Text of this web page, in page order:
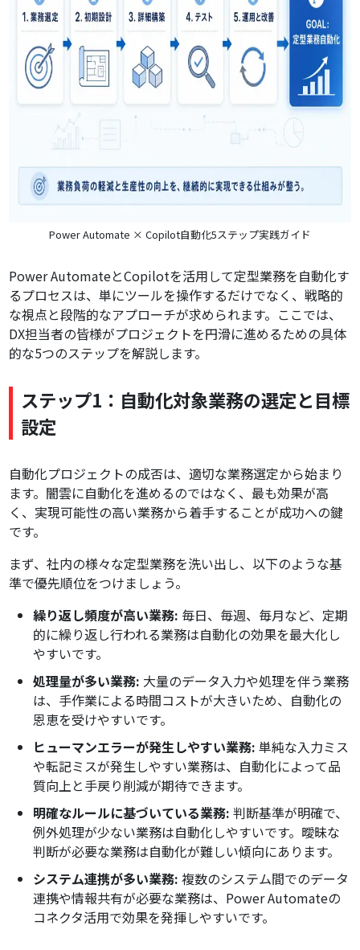
Power Automate × Copilot自動化5ステップ実践ガイド
Power AutomateとCopilotを活用して定型業務を自動化す
るプロセスは、単にツールを操作するだけでなく、戦略的
な視点と段階的なアプローチが求められます。ここでは、
DX担当者の皆様がプロジェクトを円滑に進めるための具体
的な5つのステップを解説します。
ステップ1：自動化対象業務の選定と目標
設定
自動化プロジェクトの成否は、適切な業務選定から始まり
ます。闇雲に自動化を進めるのではなく、最も効果が高
く、実現可能性の高い業務から着手することが成功への鍵
です。
まず、社内の様々な定型業務を洗い出し、以下のような基
準で優先順位をつけましょう。
繰り返し頻度が高い業務: 毎日、毎週、毎月など、定期
的に繰り返し行われる業務は自動化の効果を最大化し
やすいです。
処理量が多い業務: 大量のデータ入力や処理を伴う業務
は、手作業による時間コストが大きいため、自動化の
恩恵を受けやすいです。
ヒューマンエラーが発生しやすい業務: 単純な入力ミス
や転記ミスが発生しやすい業務は、自動化によって品
質向上と手戻り削減が期待できます。
明確なルールに基づいている業務: 判断基準が明確で、
例外処理が少ない業務は自動化しやすいです。曖昧な
判断が必要な業務は自動化が難しい傾向にあります。
システム連携が多い業務: 複数のシステム間でのデータ
連携や情報共有が必要な業務は、Power Automateの
コネクタ活用で効果を発揮しやすいです。